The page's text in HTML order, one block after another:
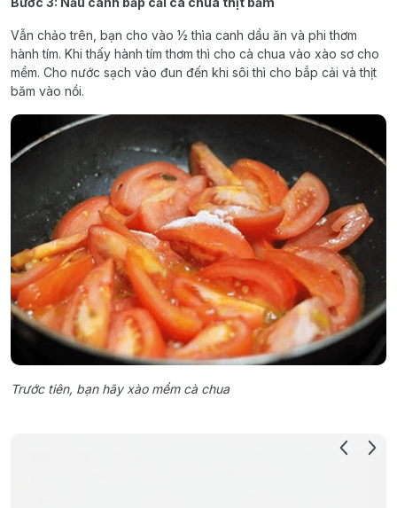
Vẫn chảo trên, bạn cho vào ½ thìa canh dầu ăn và phi thơm
hành tím. Khi thấy hành tím thơm thì cho cà chua vào xào sơ cho
mềm. Cho nước sạch vào đun đến khi sôi thì cho bắp cải và thịt
băm vào nồi.
Trước tiên, bạn hãy xào mềm cà chua